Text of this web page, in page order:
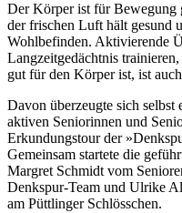
Der Körper ist für Bewegung
der frischen Luft hält gesund
Wohlbefinden. Aktivierende
Langzeitgedächtnis
gut für den Körper ist, ist
Davon überzeugte sich selbst
aktiven Seniorinnen und
Erkundungstour der
Gemeinsam startete die
Margret Schmidt vom
Denkspur-Team und Ulrike
am Püttlinger Schlösschen.